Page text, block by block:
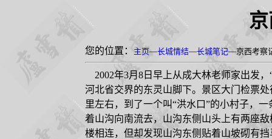
您的位置： 主页—长城情结—长城笔记—京西考察
2002年3月 8 日早上从成大林老师家出发
河北省交界的东灵山脚下。景区大门检票
里左右，到了一个叫“洪水口”的小村子，
着山沟向南流去，山沟东侧山头上有两座
楼相连，但却发现山沟东侧贴着山坡砌有